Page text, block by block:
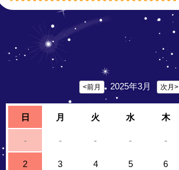
<前月 2025年3月 次月>
日 月 火 水 木
- - - - -
2 3 4 5 6